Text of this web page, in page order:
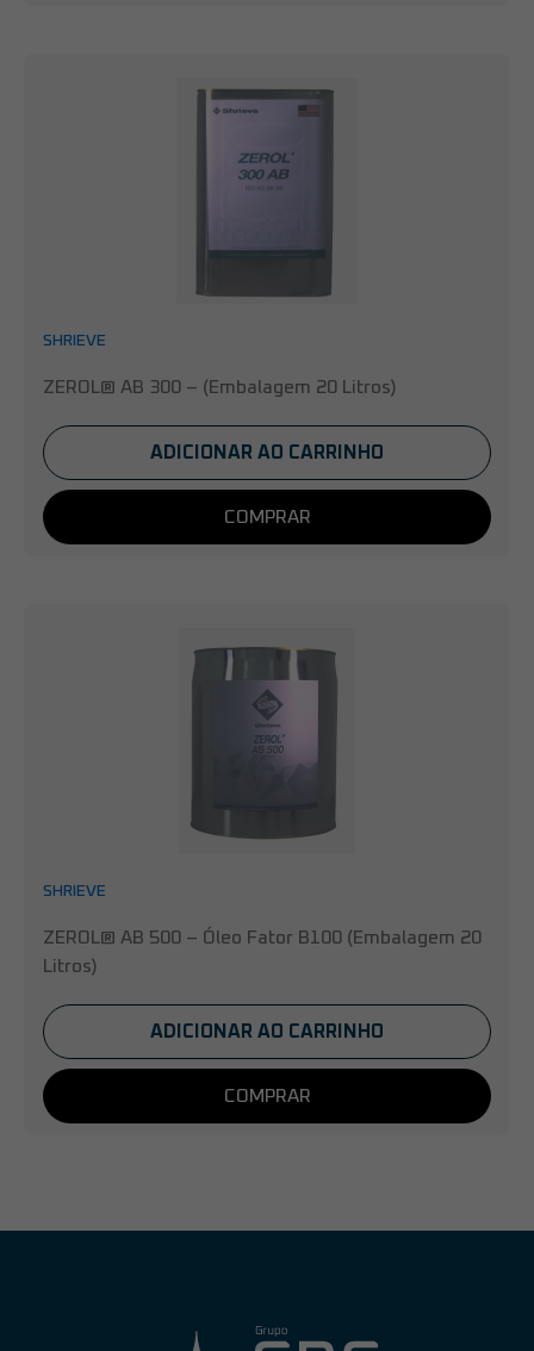
SHRIEVE
ZEROL® AB 300 – (Embalagem 20 Litros)
ADICIONAR AO CARRINHO
COMPRAR
SHRIEVE
ZEROL® AB 500 – Óleo Fator B100 (Embalagem 20
Litros)
ADICIONAR AO CARRINHO
COMPRAR